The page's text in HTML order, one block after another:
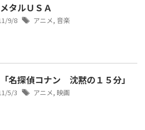
タルＵＳＡ
9/8 アニメ, 音楽
名探偵コナン 沈黙の１５分」
5/3 アニメ, 映画